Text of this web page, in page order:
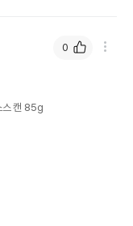
스 캔 85g
0